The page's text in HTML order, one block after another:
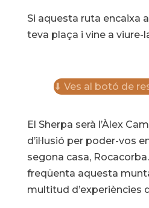
Si aquesta ruta encaixa
teva plaça i vine a viure-
⬇ Ves al botó de
El Sherpa serà l’Àlex
d’il·lusió per poder-vos
segona casa,
freqüenta aquesta
multitud d’experiències